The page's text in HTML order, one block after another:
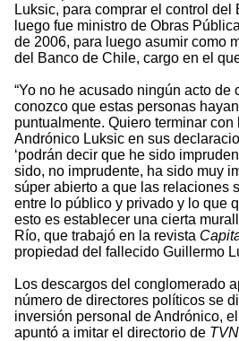
Luksic, para comprar el control del
luego fue ministro de Obras
de 2006, para luego asumir como
del Banco de Chile, cargo en el
“Yo no he acusado ningún acto de
conozco que estas personas
puntualmente. Quiero terminar con
Andrónico Luksic en sus
‘podrán decir que he sido
sido, no imprudente, ha sido muy
súper abierto a que las relaciones
entre lo público y privado y lo que
esto es establecer una cierta
Río, que trabajó en la revista
propiedad del fallecido Guillermo
Los descargos del conglomerado
número de directores políticos se
inversión personal de Andrónico,
apuntó a imitar el directorio de TVN